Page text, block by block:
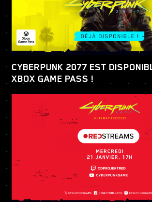
CYBERPUNK 2077 EST
XBOX GAME PASS !